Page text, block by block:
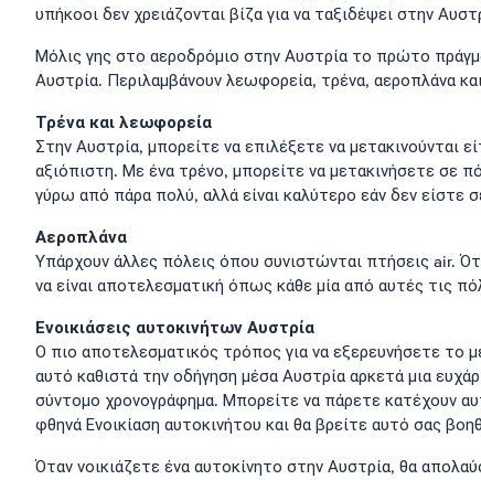
υπήκοοι δεν χρειάζονται βίζα για να ταξιδέψει στην
Μόλις γης στο αεροδρόμιο στην Αυστρία το πρώτο
Αυστρία. Περιλαμβάνουν λεωφορεία, τρένα, αεροπλάνα
Τρένα και λεωφορεία
Στην Αυστρία, μπορείτε να επιλέξετε να μετακινούνται
αξιόπιστη. Με ένα τρένο, μπορείτε να μετακινήσετε σε
γύρω από πάρα πολύ, αλλά είναι καλύτερο εάν δεν είστε
Αεροπλάνα
Υπάρχουν άλλες πόλεις όπου συνιστώνται πτήσεις air.
να είναι αποτελεσματική όπως κάθε μία από αυτές τις
Ενοικιάσεις αυτοκινήτων Αυστρία
Ο πιο αποτελεσματικός τρόπος για να εξερευνήσετε το
αυτό καθιστά την οδήγηση μέσα Αυστρία αρκετά μια
σύντομο χρονογράφημα. Μπορείτε να πάρετε κατέχουν
φθηνά Ενοικίαση αυτοκινήτου και θα βρείτε αυτό σας
Όταν νοικιάζετε ένα αυτοκίνητο στην Αυστρία, θα